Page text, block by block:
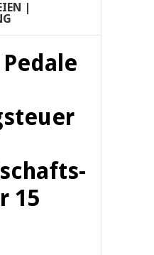
15